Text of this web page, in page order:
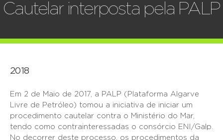
Cautelar interposta pela PALP
2018
Em 2 de Maio de 2017, a PALP (Plataforma Algarve
Livre de Petróleo) tomou a iniciativa de iniciar um
procedimento cautelar contra o Ministério do Mar,
tendo como contrainteressadas o consórcio ENI/Galp.
No decorrer deste processo, os procedimentos da